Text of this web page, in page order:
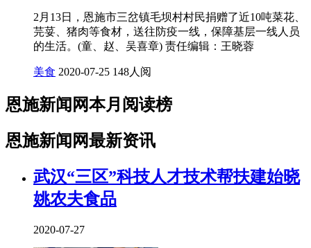
2月13日，恩施市三岔镇毛坝村村民捐赠了近10吨菜花、
芫荽、猪肉等食材，送往防疫一线，保障基层一线人员
的生活。(童、赵、吴喜章) 责任编辑：王晓蓉
美食 2020-07-25 148人阅
恩施新闻网本月阅读榜
恩施新闻网最新资讯
武汉“三区”科技人才技术帮扶建始晓
姚农夫食品
2020-07-27